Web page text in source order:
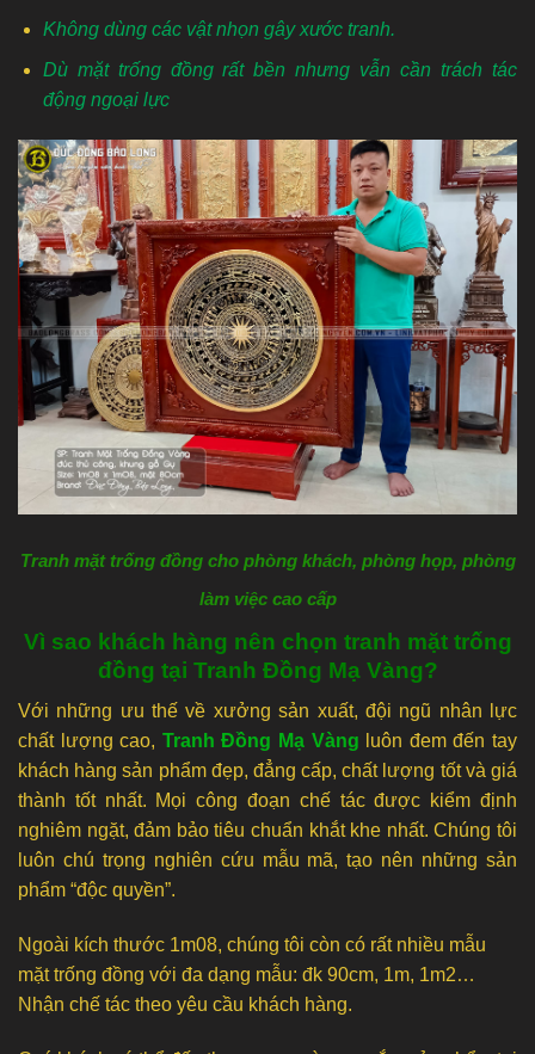
Không dùng các vật nhọn gây xước tranh.
Dù mặt trống đồng rất bền nhưng vẫn cần trách tác
động ngoại lực
Tranh mặt trống đồng cho phòng khách, phòng họp, phòng
làm việc cao cấp
Vì sao khách hàng nên chọn tranh mặt trống
đồng tại Tranh Đồng Mạ Vàng?
Với những ưu thế về xưởng sản xuất, đội ngũ nhân lực
chất lượng cao, Tranh Đồng Mạ Vàng luôn đem đến tay
khách hàng sản phẩm đẹp, đẳng cấp, chất lượng tốt và giá
thành tốt nhất. Mọi công đoạn chế tác được kiểm định
nghiêm ngặt, đảm bảo tiêu chuẩn khắt khe nhất. Chúng tôi
luôn chú trọng nghiên cứu mẫu mã, tạo nên những sản
phẩm “độc quyền”.
Ngoài kích thước 1m08, chúng tôi còn có rất nhiều mẫu
mặt trống đồng với đa dạng mẫu: đk 90cm, 1m, 1m2…
Nhận chế tác theo yêu cầu khách hàng.